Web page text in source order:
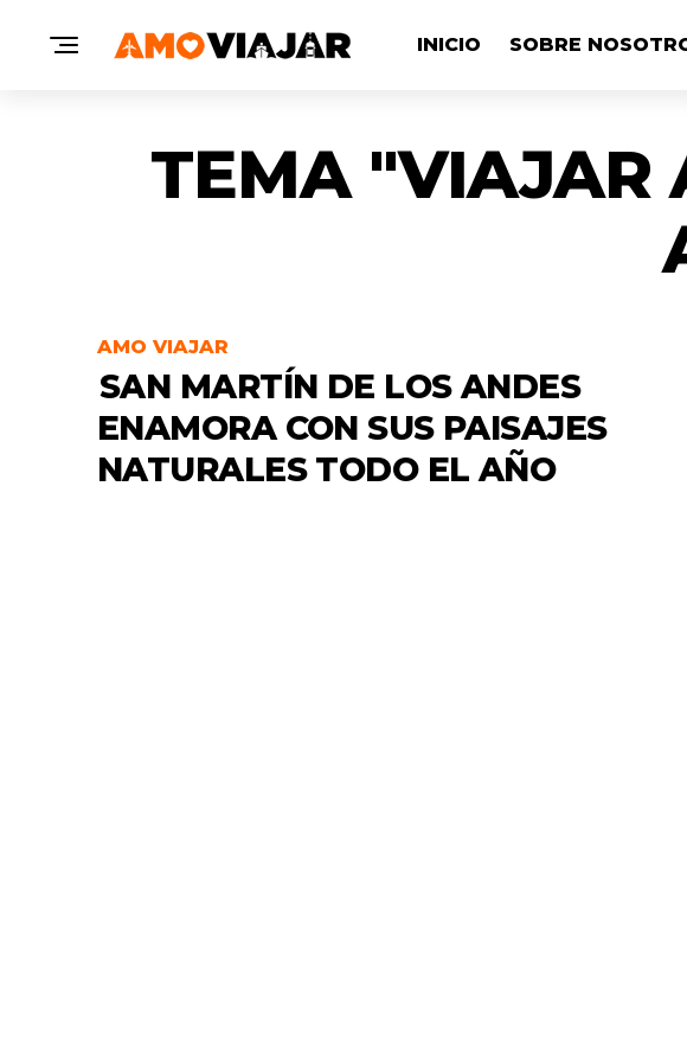
INICIO SOBRE
TEMA "VIAJAR
AMO VIAJAR
SAN MARTÍN DE LOS ANDES
ENAMORA CON SUS PAISAJES
NATURALES TODO EL AÑO